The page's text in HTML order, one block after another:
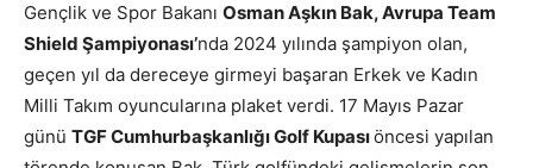
Gençlik ve Spor Bakanı Osman Aşkın Bak, Avrupa Team
Shield Şampiyonası’nda 2024 yılında şampiyon olan,
geçen yıl da dereceye girmeyi başaran Erkek ve Kadın
Milli Takım oyuncularına plaket verdi. 17 Mayıs Pazar
günü TGF Cumhurbaşkanlığı Golf Kupasıöncesi yapılan